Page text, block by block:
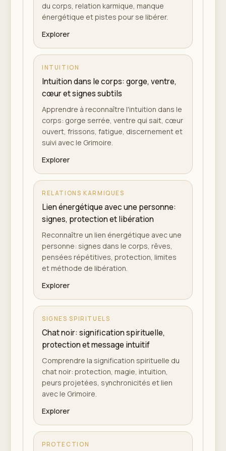
du corps, relation karmique, manque
énergétique et pistes pour se libérer.
Explorer
INTUITION
Intuition dans le corps: gorge, ventre,
cœur et signes subtils
Apprendre à reconnaître l'intuition dans le
corps: gorge serrée, ventre qui sait, cœur
ouvert, frissons, fatigue, discernement et
suivi avec le Grimoire.
Explorer
RELATIONS KARMIQUES
Lien énergétique avec une personne:
signes, protection et libération
Reconnaître un lien énergétique avec une
personne: signes dans le corps, rêves,
pensées répétitives, protection, limites
et méthode de libération.
Explorer
SIGNES SPIRITUELS
Chat noir: signification spirituelle,
protection et message intuitif
Comprendre la signification spirituelle du
chat noir: protection, magie, intuition,
peurs projetées, synchronicités et lien
avec le Grimoire.
Explorer
PROTECTION